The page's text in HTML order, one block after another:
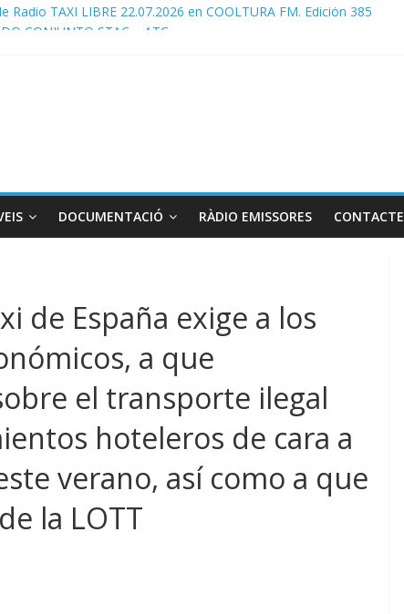
Radio TAXI LIBRE 22.07.2026 en COOLTURA FM. Edición 385
DOCUMENTACIÓ RÀDIO EMISSORES CONTACTE
de España exige a los
a que
el transporte ilegal
hoteleros de cara a
verano, así como a que
la LOTT